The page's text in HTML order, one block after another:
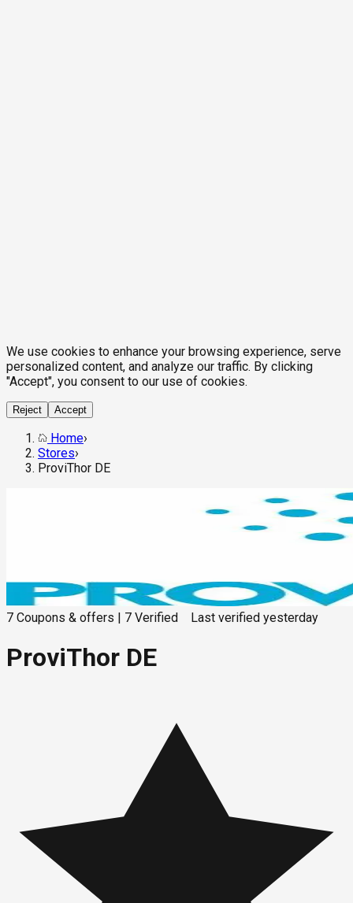
We use cookies to enhance your browsing experience, serve
personalized content, and analyze our traffic. By clicking
"Accept", you consent to our use of cookies.
Reject Accept
Home›
Stores›
ProviThor DE
7 Coupons & offers 7 Verified Last verified yesterday
ProviThor DE